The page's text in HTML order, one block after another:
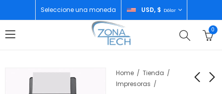
Seleccione una moneda USD, $ Dólar
0
Home
Tienda
Impresoras